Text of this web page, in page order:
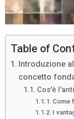
Table of
Introduzione
concetto
Cos'è
Come
I